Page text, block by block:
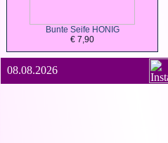
Bunte Seife HONIG
€ 7,90
08.08.2026